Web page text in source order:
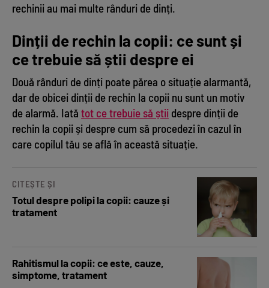
rechinii au mai multe rânduri de dinți.
Dinții de rechin la copii: ce sunt și
ce trebuie să știi despre ei
Două rânduri de dinți poate părea o situație alarmantă,
dar de obicei dinții de rechin la copii nu sunt un motiv
de alarmă. Iată tot ce trebuie să știi despre dinții de
rechin la copii și despre cum să procedezi în cazul în
care copilul tău se află în această situație.
CITEȘTE ȘI
Totul despre polipi la copii: cauze și
tratament
Rahitismul la copii: ce este, cauze,
simptome, tratament